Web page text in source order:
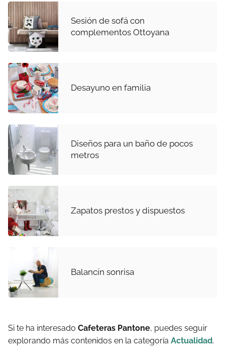
Sesión de sofá con
complementos Ottoyana
Desayuno en familia
Diseños para un baño de pocos
metros
Zapatos prestos y dispuestos
Balancín sonrisa
Si te ha interesado Cafeteras Pantone, puedes seguir
explorando más contenidos en la categoría Actualidad.